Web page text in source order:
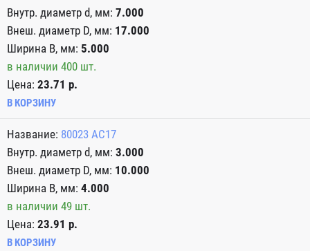
7.000
17.000
5.000
в наличии 400 шт.
Цена: 23.71 р.
В КОРЗИНУ
80023 АС17
3.000
10.000
4.000
в наличии 49 шт.
Цена: 23.91 р.
В КОРЗИНУ